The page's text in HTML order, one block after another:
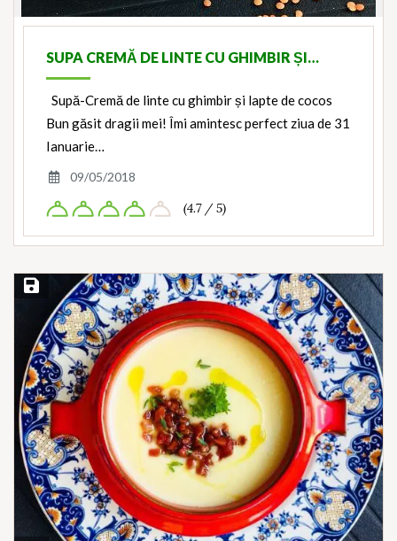
SUPA CREMĂ DE LINTE CU GHIMBIR ȘI…
Supă-Cremă de linte cu ghimbir și lapte de cocos
Bun găsit dragii mei! Îmi amintesc perfect ziua de 31
Ianuarie…
09/05/2018
(4.7 / 5)
Save Recipe